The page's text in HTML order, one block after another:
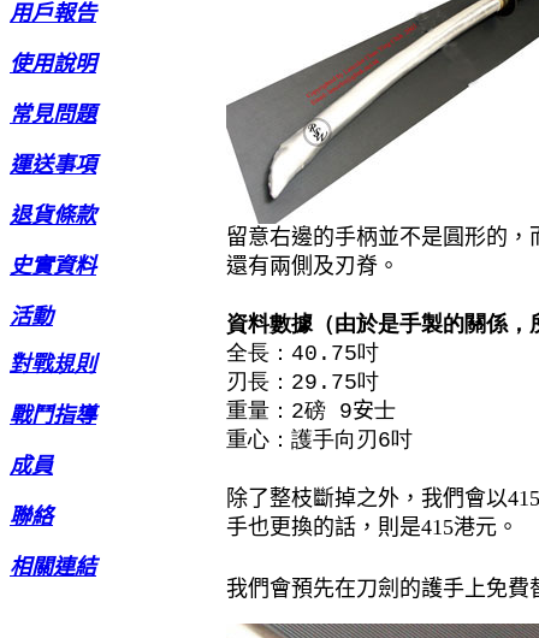
用戶報告
使用說明
常見問題
運送事項
退貨條款
史實資料
活動
對戰規則
戰鬥指導
成員
聯絡
相關連結
留意右邊的手柄並不是圓形的
還有兩側及刃脊。
資料數據（由於是手製的關係
全長：40.75吋
刃長：29.75吋
重量：2磅 9安士
重心：護手向刃6吋
除了整枝斷掉之外，我們會以
手也更換的話，則是415港元。
我們會預先在刀劍的護手上免